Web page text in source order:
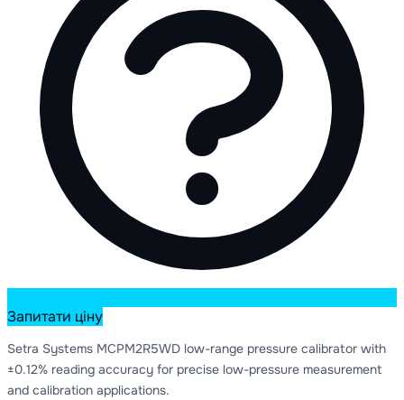
Запитати ціну
Setra Systems MCPM2R5WD low-range pressure calibrator with
±0.12% reading accuracy for precise low-pressure measurement
and calibration applications.